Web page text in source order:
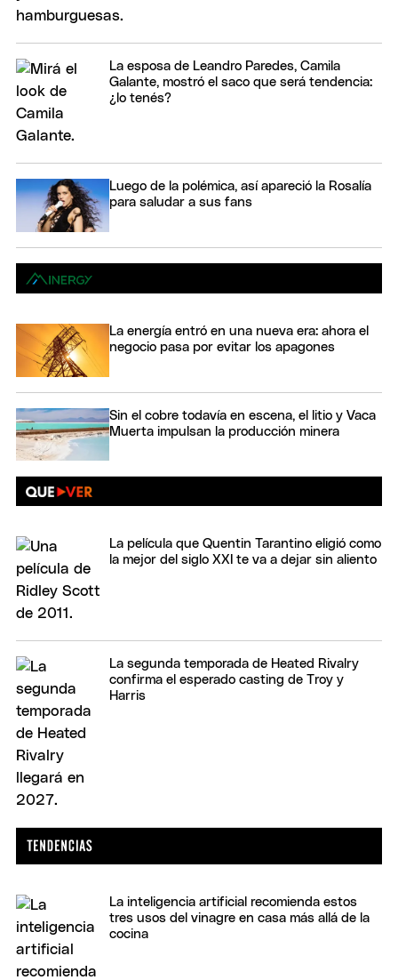
La esposa de Leandro Paredes, Camila
Galante, mostró el saco que será tendencia:
¿lo tenés?
Luego de la polémica, así apareció la Rosalía
para saludar a sus fans
La energía entró en una nueva era: ahora el
negocio pasa por evitar los apagones
Sin el cobre todavía en escena, el litio y Vaca
Muerta impulsan la producción minera
La película que Quentin Tarantino eligió como
la mejor del siglo XXI te va a dejar sin aliento
La segunda temporada de Heated Rivalry
confirma el esperado casting de Troy y
Harris
La inteligencia artificial recomienda estos
tres usos del vinagre en casa más allá de la
cocina